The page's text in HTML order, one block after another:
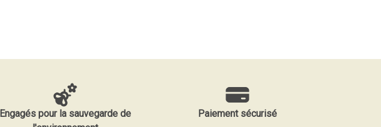
Engagés pour la sauvegarde de
Paiement sécurisé